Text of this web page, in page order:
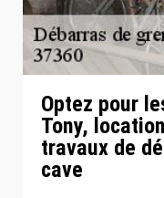
Optez pour
Tony,
travaux de
cave